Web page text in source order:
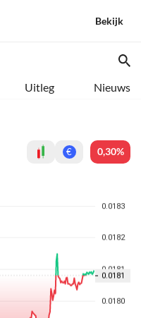
Bekijk
Uitleg Nieuws
€ 0,30%